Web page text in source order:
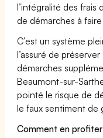
l’intégralité des frais
de démarches à
C’est un système
l’assuré de
démarches
Beaumont-sur-
pointé le risque de
le faux sentiment de
Comment en